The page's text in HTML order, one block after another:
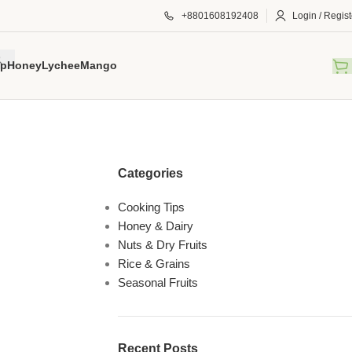
+8801608192408 Login /
HoneyLycheeMango
Categories
Cooking Tips
Honey & Dairy
Nuts & Dry Fruits
Rice & Grains
Seasonal Fruits
Recent Posts